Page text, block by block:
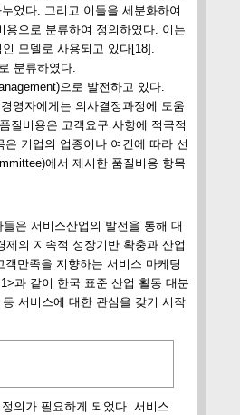
었다. 그리고 이들을 세분화하여
으로 분류하여 정의하였다. 이는
모델로 사용되고 있다[18].
분류하였다.
으로 발전하고 있다.
영자에게는 의사결정과정에 도움
질비용은 고객요구 사항에 적극적
기업의 업종이나 여건에 따라 선
에서 제시한 품질비용 항목
은 서비스산업의 발전을 통해 대
의 지속적 성장기반 확충과 산업
만족을 지향하는 서비스 마케팅
과 같이 한국 표준 산업 활동 대분
서비스에 대한 관심을 갖기 시작
의가 필요하게 되었다. 서비스